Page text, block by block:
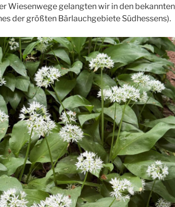
Wiesenwege gelangten wir in den
der größten Bärlauchgebiete Südhessens).